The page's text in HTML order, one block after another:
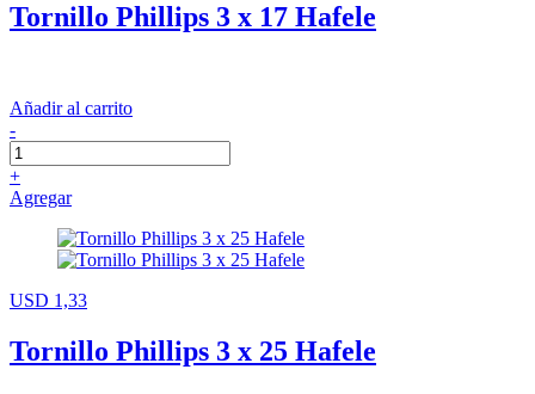
Tornillo Phillips 3 x 17 Hafele
Añadir al carrito
-
+
Agregar
USD 1,33
Tornillo Phillips 3 x 25 Hafele